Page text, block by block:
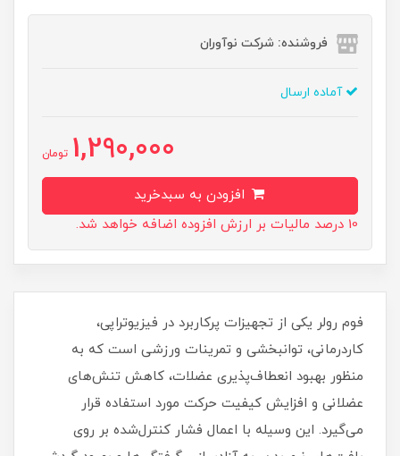
فروشنده: شرکت نوآوران
آماده ارسال
1,290,000 تومان
10 درصد مالیات بر ارزش افزوده اضافه خواهد شد.
فوم رولر یکی از تجهیزات پرکاربرد در فیزیوتراپی،
کاردرمانی، توانبخشی و تمرینات ورزشی است که به
منظور بهبود انعطاف‌پذیری عضلات، کاهش تنش‌های
عضلانی و افزایش کیفیت حرکت مورد استفاده قرار
می‌گیرد. این وسیله با اعمال فشار کنترل‌شده بر روی